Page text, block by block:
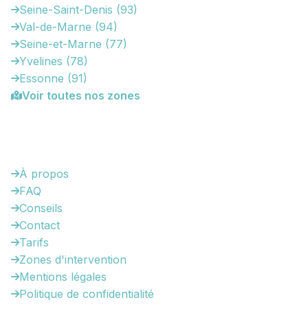
Seine-Saint-Denis (93)
Val-de-Marne (94)
Seine-et-Marne (77)
Yvelines (78)
Essonne (91)
Voir toutes nos zones
À propos
FAQ
Conseils
Contact
Tarifs
Zones d'intervention
Mentions légales
Politique de confidentialité